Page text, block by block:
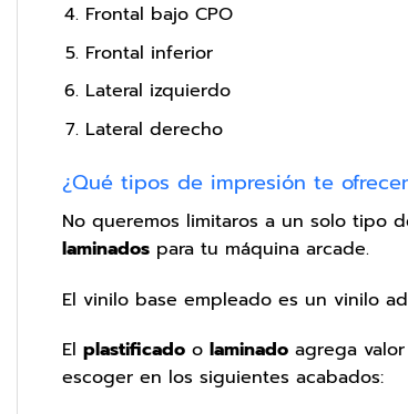
Frontal bajo CPO
Frontal inferior
Lateral izquierdo
Lateral derecho
¿Qué tipos de impresión te
No queremos limitaros a un solo tipo
laminados para tu máquina arcade.
El vinilo base empleado es un vinilo
El plastificado o laminado agrega
escoger en los siguientes acabados: